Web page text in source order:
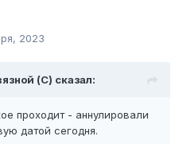
2023
(С) сказал:
проходит - аннулировали
датой сегодня.